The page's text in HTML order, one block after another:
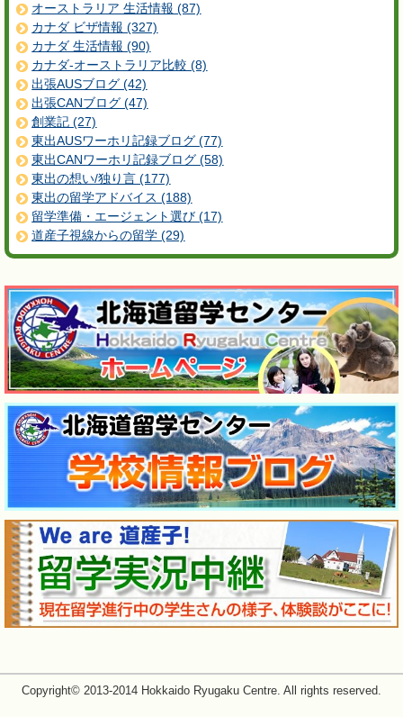
オーストラリア 生活情報 (87)
カナダ ビザ情報 (327)
カナダ 生活情報 (90)
カナダ-オーストラリア比較 (8)
出張AUSブログ (42)
出張CANブログ (47)
創業記 (27)
東出AUSワーホリ記録ブログ (77)
東出CANワーホリ記録ブログ (58)
東出の想い/独り言 (177)
東出の留学アドバイス (188)
留学準備・エージェント選び (17)
道産子視線からの留学 (29)
Copyright© 2013-2014 Hokkaido Ryugaku Centre. All rights reserved.